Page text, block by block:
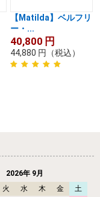
【Matilda】ベルフリ
ー・...
40,800 円
44,880 円 （税込）
2026年 9月
火 水 木 金
土